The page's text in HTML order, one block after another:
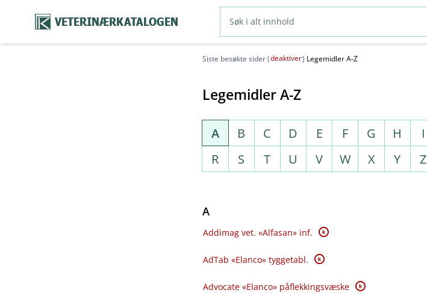
VETERINÆRKATALOGEN
Siste besøkte sider (deaktiver) Legemidler A-Z
Legemidler A-Z
A B C D E F G H I
R
S T U V W X Y Z
A
Addimag vet. «Alfasan» inf. K
AdTab «Elanco» tyggetabl. K
Advocate «Elanco» påflekkingsvæske K